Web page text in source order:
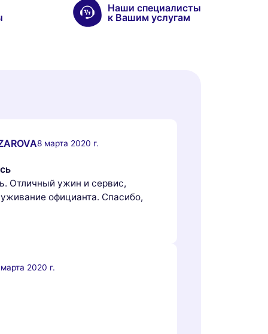
Наши специалисты
к Вашим услугам
8 марта 2020 г.
Отличный ужин и сервис,
официанта. Спасибо,
2020 г.